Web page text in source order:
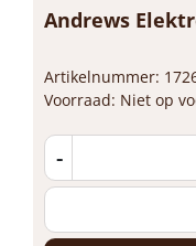
Andrews
Artikelnummer:
Voorraad: Niet op
-